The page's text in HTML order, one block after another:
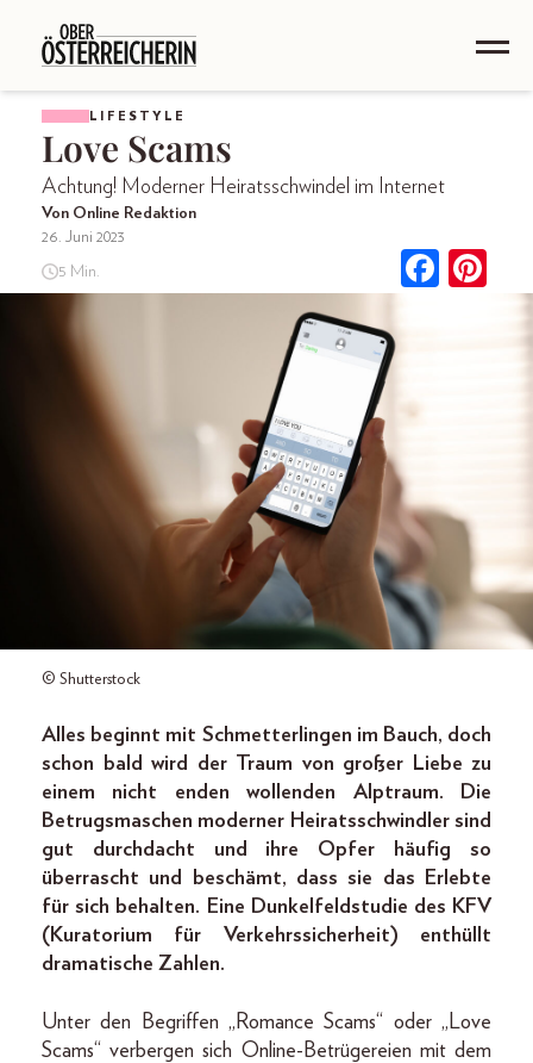
LIFESTYLE
Love Scams
Achtung! Moderner Heiratsschwindel im Internet
Von Online Redaktion
26. Juni 2023
5 Min.
© Shutterstock
Alles beginnt mit Schmetterlingen im Bauch, doch
schon bald wird der Traum von großer Liebe zu
einem nicht enden wollenden Alptraum. Die
Betrugsmaschen moderner Heiratsschwindler sind
gut durchdacht und ihre Opfer häufig so
überrascht und beschämt, dass sie das Erlebte
für sich behalten. Eine Dunkelfeldstudie des KFV
(Kuratorium für Verkehrssicherheit) enthüllt
dramatische Zahlen.
Unter den Begriffen „Romance Scams“ oder „Love
Scams“ verbergen sich Online-Betrügereien mit dem